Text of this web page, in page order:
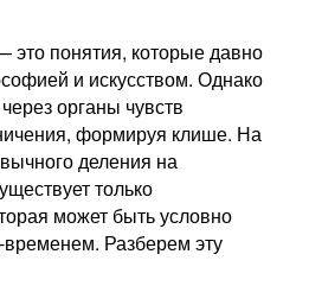
это понятия, которые давно
и искусством. Однако
органы чувств
формируя клише. На
деления на
только
может быть условно
Разберем эту